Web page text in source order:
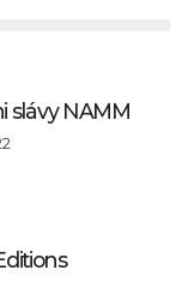
slávy NAMM